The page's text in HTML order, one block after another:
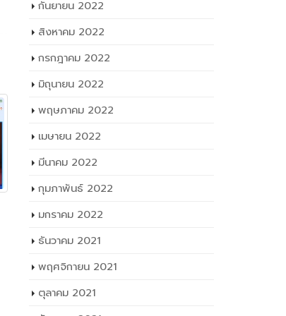
ธ.ค.
วท.อุบลฯ ออกแนะแนว
ศึกษาต่อการรับสมัคร
โควตา ปีการศึกษา ๒๕๖๖ ณ
โรงเรียงทุ่งเทิงยิ่งวัฒนา
กันยายน 2022
สิงหาคม 2022
กรกฎาคม 2022
มิถุนายน 2022
พฤษภาคม 2022
เมษายน 2022
มีนาคม 2022
กุมภาพันธ์ 2022
มกราคม 2022
ธันวาคม 2021
พฤศจิกายน 2021
ตุลาคม 2021